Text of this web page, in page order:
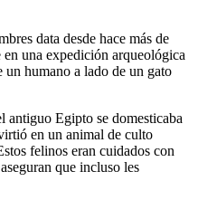
data desde hace más de
una expedición arqueológica
un humano a lado de un gato
antiguo Egipto se domesticaba
en un animal de culto
felinos eran cuidados con
que incluso les